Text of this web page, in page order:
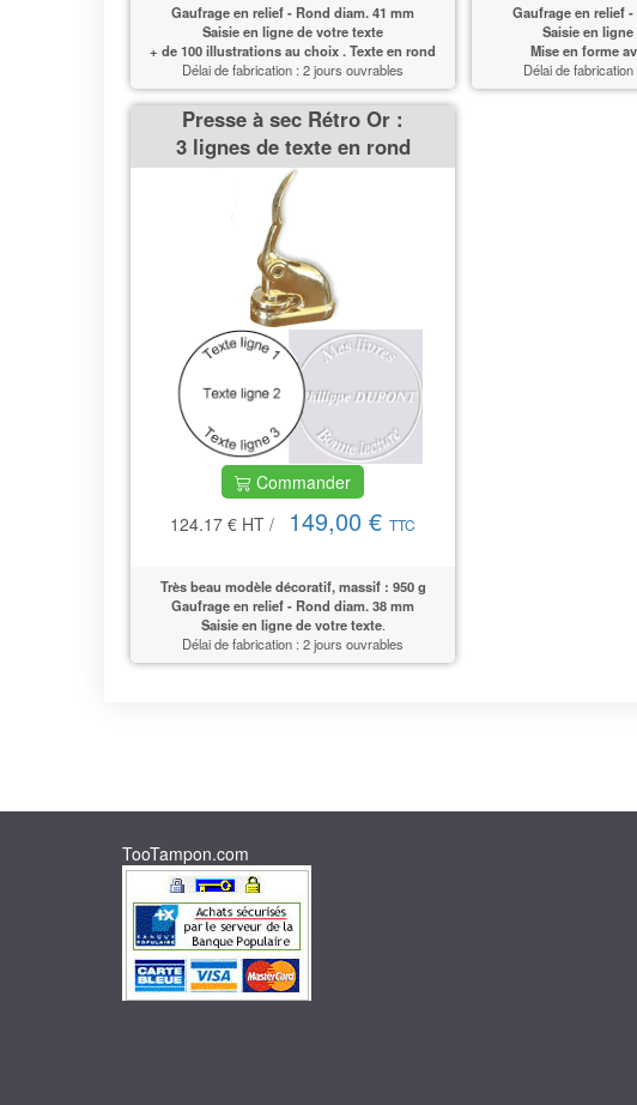
Gaufrage en relief - Rond diam. 41 mm
Saisie en ligne de votre texte
+ de 100 illustrations au choix . Texte en rond
Délai de fabrication : 2 jours ouvrables
Gaufrage en relief
Saisie en
Mise en forme
Délai de
Presse à sec Rétro Or :
3 lignes de texte en rond
Commander
124.17 € HT / 149,00 € TTC
Très beau modèle décoratif, massif : 950 g
Gaufrage en relief - Rond diam. 38 mm
Saisie en ligne de votre texte.
Délai de fabrication : 2 jours ouvrables
TooTampon.com